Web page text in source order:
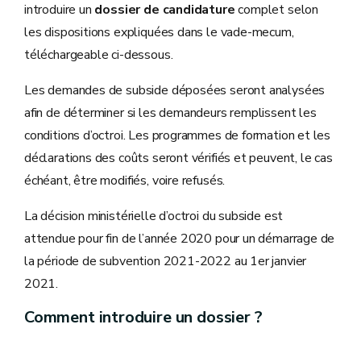
introduire un dossier de candidaturecomplet selon
les dispositions expliquées dans le vade-mecum,
téléchargeable ci-dessous.
Les demandes de subside déposées seront analysées
afin de déterminer si les demandeurs remplissent les
conditions d’octroi. Les programmes de formation et les
déclarations des coûts seront vérifiés et peuvent, le cas
échéant, être modifiés, voire refusés.
La décision ministérielle d’octroi du subside est
attendue pour fin de l’année 2020 pour un démarrage de
la période de subvention 2021-2022 au 1er janvier
2021.
Comment introduire un dossier ?